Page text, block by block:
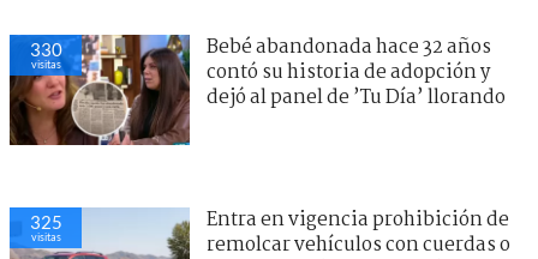
330
visitas
Bebé abandonada hace 32 años
contó su historia de adopción y
dejó al panel de ’Tu Día’ llorando
325
visitas
Entra en vigencia prohibición de
remolcar vehículos con cuerdas o